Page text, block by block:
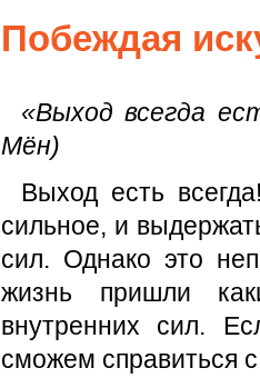
Побеждая
«Выход всегда
Мён)
Выход есть
сильное, и
сил. Однако это
жизнь пришли
внутренних сил.
сможем справиться